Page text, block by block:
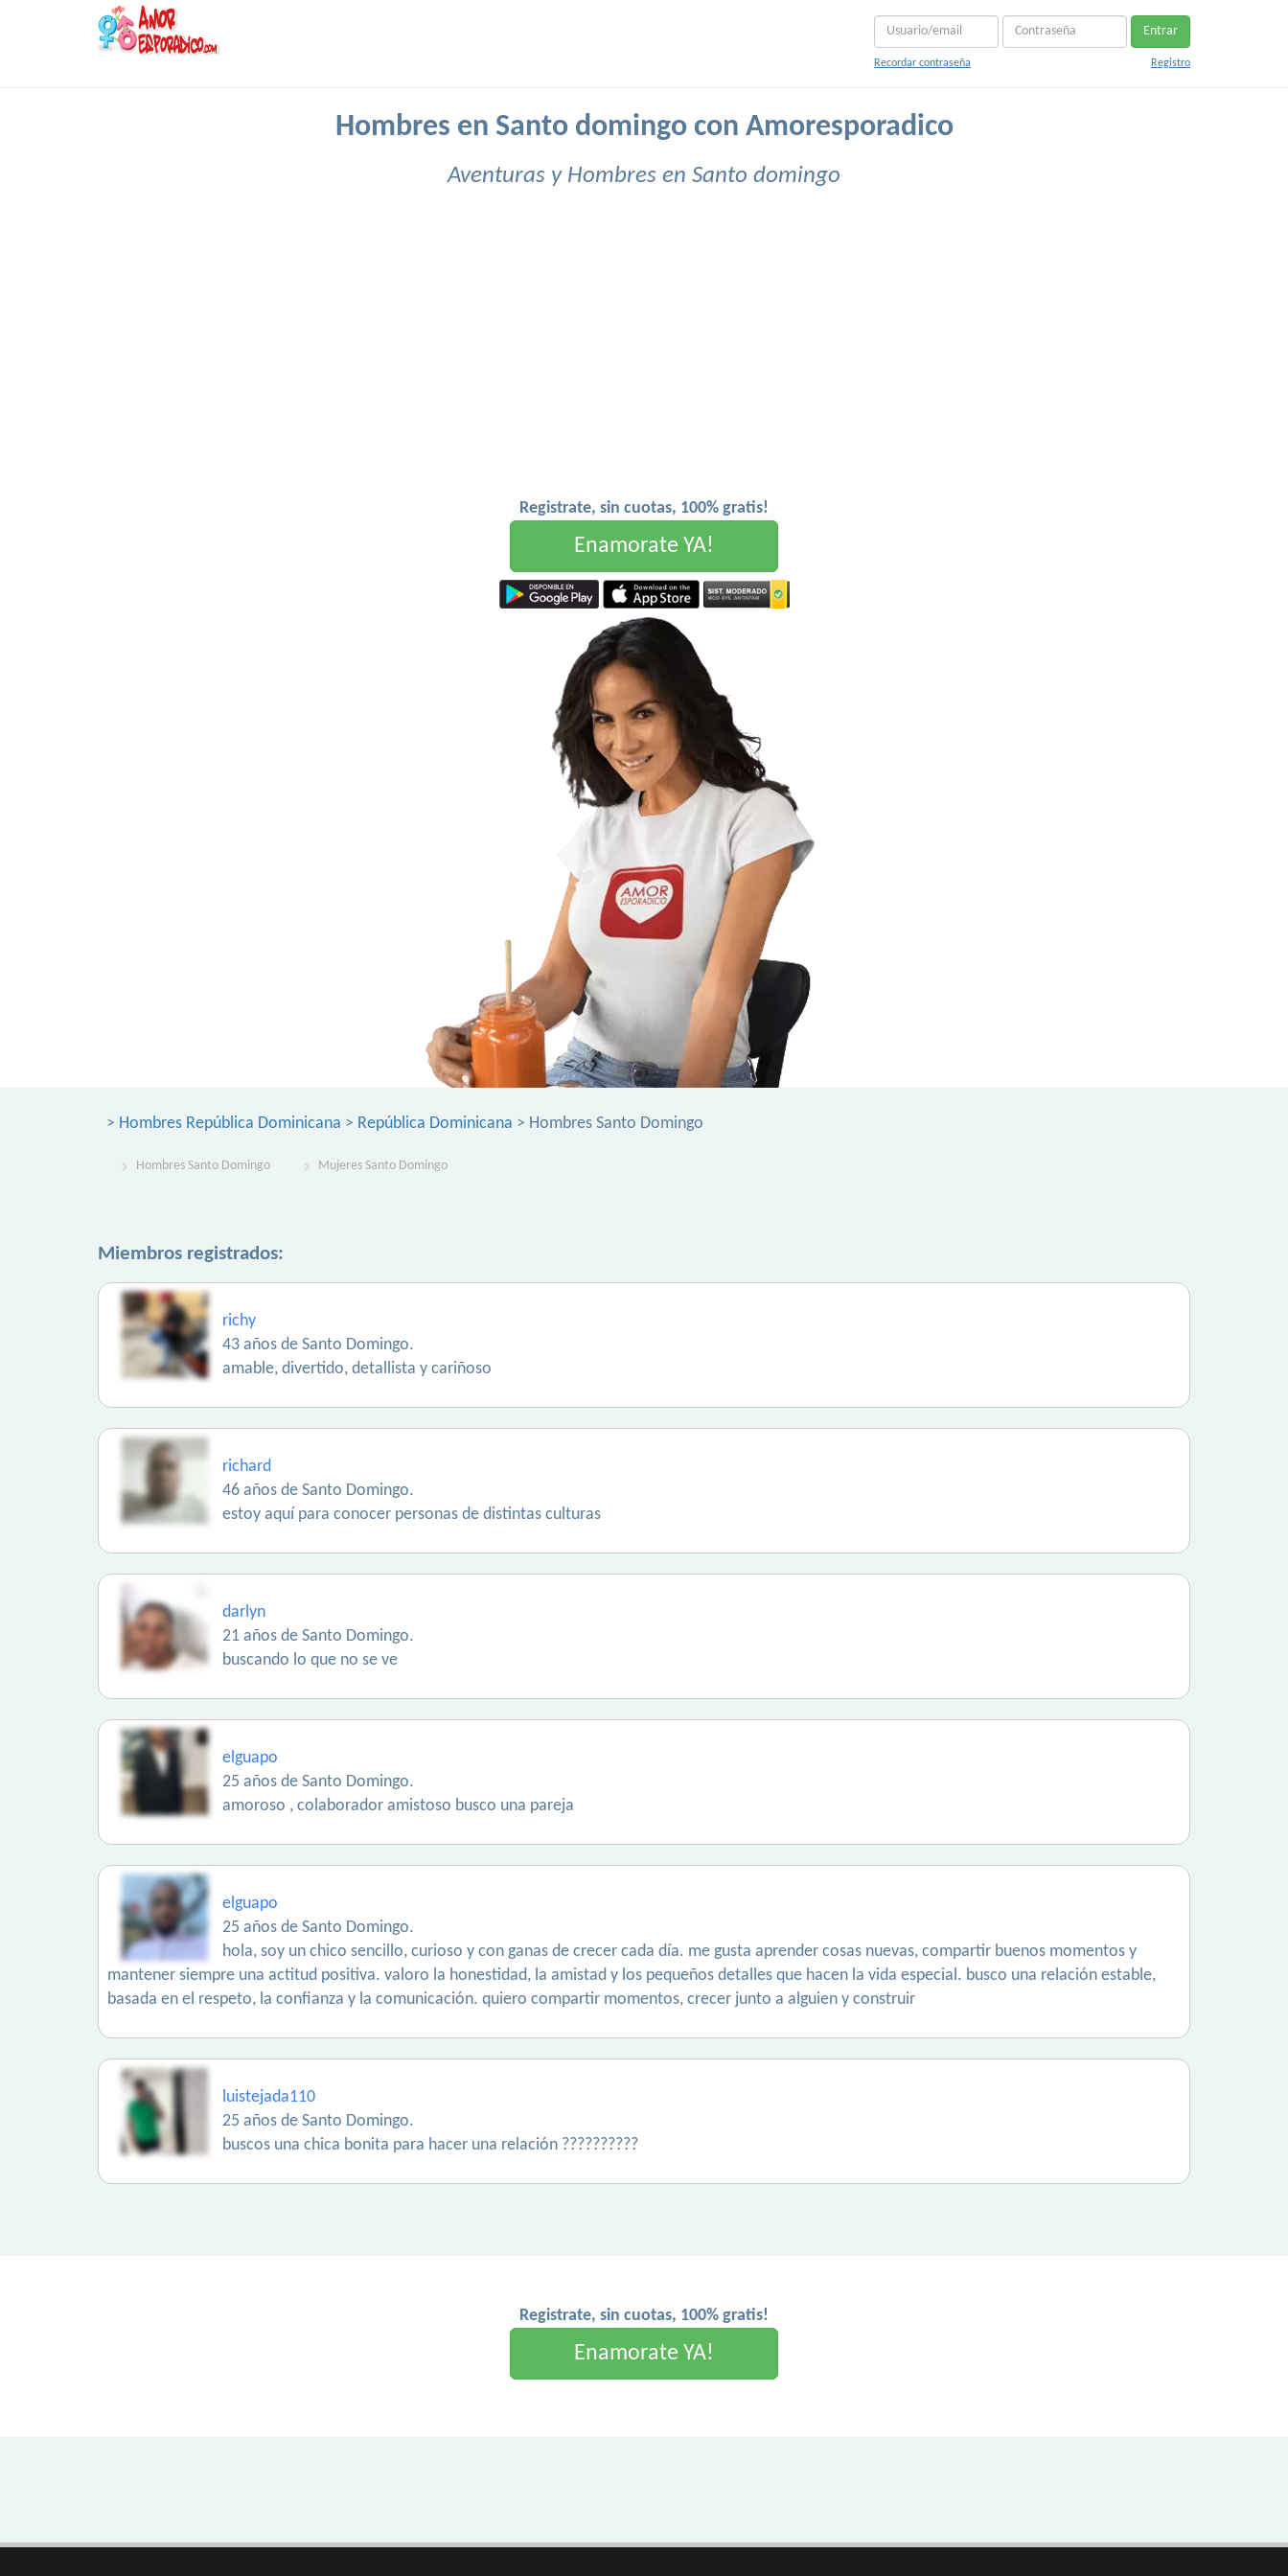
Entrar
Recordar contraseña Registro
Hombres en Santo domingo con Amoresporadico
Aventuras y Hombres en Santo domingo
Registrate, sin cuotas, 100% gratis!
Enamorate YA!
> Hombres República Dominicana > República Dominicana > Hombres Santo Domingo
Hombres Santo Domingo Mujeres Santo Domingo
Miembros registrados:
richy
43 años de Santo Domingo.
amable, divertido, detallista y cariñoso
richard
46 años de Santo Domingo.
estoy aquí para conocer personas de distintas culturas
darlyn
21 años de Santo Domingo.
buscando lo que no se ve
elguapo
25 años de Santo Domingo.
amoroso , colaborador amistoso busco una pareja
elguapo
25 años de Santo Domingo.
hola, soy un chico sencillo, curioso y con ganas de crecer cada día. me gusta aprender cosas nuevas, compartir buenos momentos y
mantener siempre una actitud positiva. valoro la honestidad, la amistad y los pequeños detalles que hacen la vida especial. busco una relación estable,
basada en el respeto, la confianza y la comunicación. quiero compartir momentos, crecer junto a alguien y construir
luistejada110
25 años de Santo Domingo.
buscos una chica bonita para hacer una relación ??????????
Registrate, sin cuotas, 100% gratis!
Enamorate YA!